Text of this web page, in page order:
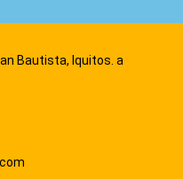
Bautista, Iquitos. a